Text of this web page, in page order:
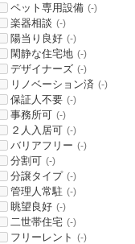
ペット専用設備 (-)
楽器相談 (-)
陽当り良好 (-)
閑静な住宅地 (-)
デザイナーズ (-)
リノベーション済 (-)
保証人不要 (-)
事務所可 (-)
２人入居可 (-)
バリアフリー (-)
分割可 (-)
分譲タイプ (-)
管理人常駐 (-)
眺望良好 (-)
二世帯住宅 (-)
フリーレント (-)